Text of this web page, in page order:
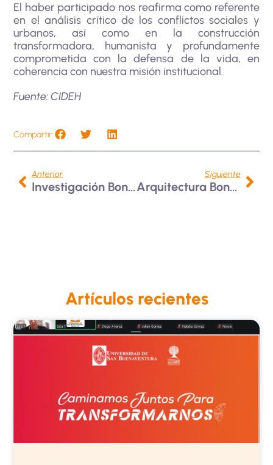
El haber participado nos reafirma como referente
en el análisis crítico de los conflictos sociales y
urbanos, así como en la construcción
transformadora, humanista y profundamente
comprometida con la defensa de la vida, en
coherencia con nuestra misión institucional.
Fuente: CIDEH
Compartir:
Anterior
Investigación Bonaventuriana Impulsa Análisis Crítico En El II Encuentro Regional Sobre Geopolíticas
Siguiente
Arquitectura Bonaventuriana Transforma El Territorio: 24 Propuestas Para El Futuro De Caldas
Artículos recientes